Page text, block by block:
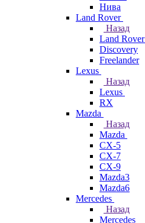
Нива
Land Rover
Назад
Land Rover
Discovery
Freelander
Lexus
Назад
Lexus
RX
Mazda
Назад
Mazda
CX-5
CX-7
CX-9
Mazda3
Mazda6
Mercedes
Назад
Mercedes